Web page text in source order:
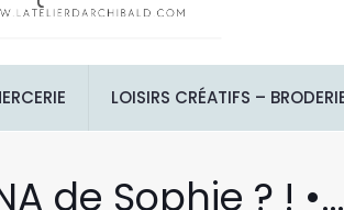
LOISIRS CRÉATIFS –
de Sophie ? !